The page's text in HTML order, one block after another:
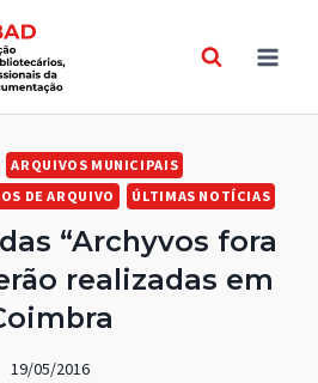
ARQUIVOS MUNICIPAIS
DE ARQUIVO
ÚLTIMAS NOTÍCIAS
“Archyvos fora
realizadas em
19/05/2016